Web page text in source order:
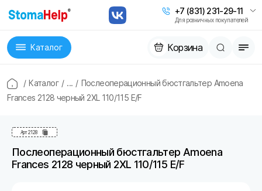
+7 (831) 231-29-11
Для розничных покупателей
Каталог Корзина
/ Каталог / ... / Послеоперационный бюстгальтер Amoena
Frances 2128 черный 2XL 110/115 E/F
Арт2128
Послеоперационный бюстгальтер Amoena
Frances 2128 черный 2XL 110/115 E/F